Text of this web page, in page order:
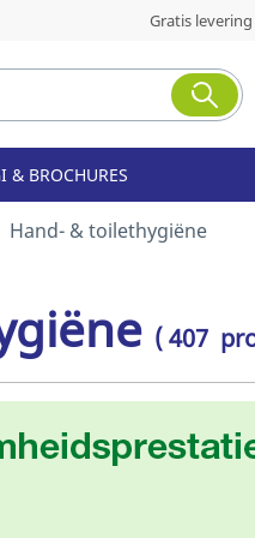
Gratis
& BROCHURES
Hand- & toilethygiëne
( 407